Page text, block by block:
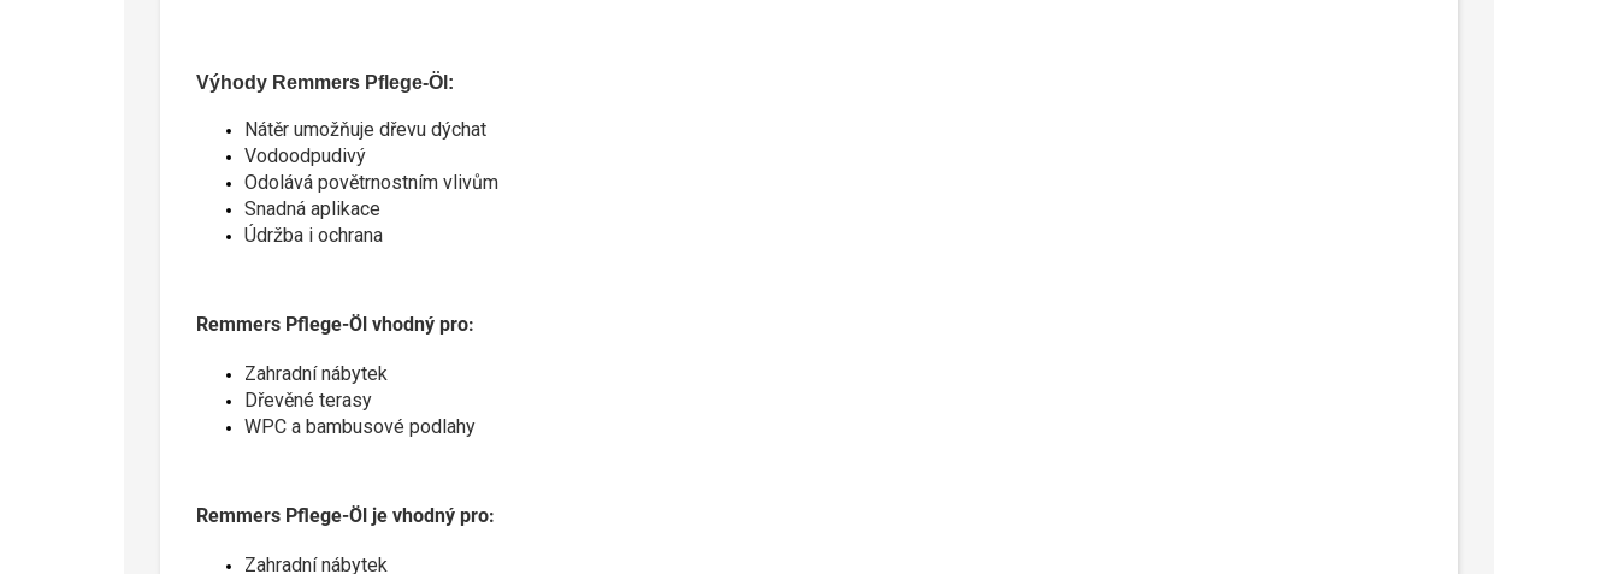
Výhody Remmers Pflege-Öl:
Nátěr umožňuje dřevu dýchat
Vodoodpudivý
Odolává povětrnostním vlivům
Snadná aplikace
Údržba i ochrana
Remmers Pflege-Öl vhodný pro:
Zahradní nábytek
Dřevěné terasy
WPC a bambusové podlahy
Remmers Pflege-Öl je vhodný pro:
Zahradní nábytek